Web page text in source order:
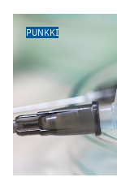
PUNKKI